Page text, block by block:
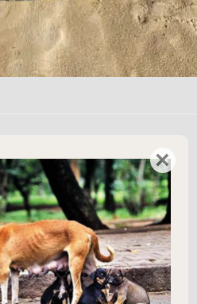
Vereiste velden zijn gemarkeerd met*
×